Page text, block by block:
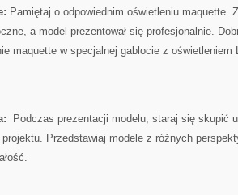
Pamiętaj ⁤o odpowiednim oświetleniu maquette.
a‍ model prezentował się‍ profesjonalnie.
maquette ‍w specjalnej⁢ gablocie z oświetleniem
Podczas prezentacji modelu, staraj się ⁢skupić
Przedstawiaj modele⁢ z różnych